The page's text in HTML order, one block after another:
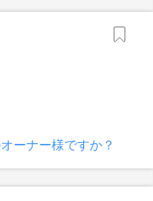
ーナー様ですか？